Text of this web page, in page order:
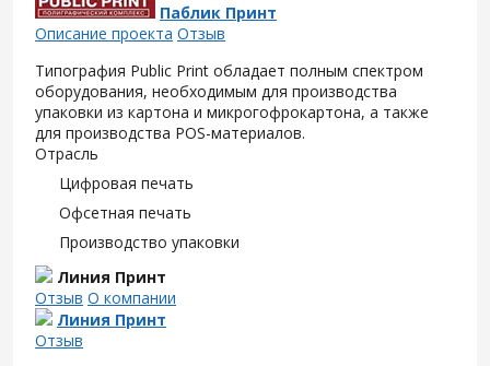
Паблик Принт
Описание проекта Отзыв
Типография Public Print обладает полным спектром
оборудования, необходимым для производства
упаковки из картона и микрогофрокартона, а также
для производства POS-материалов.
Отрасль
Цифровая печать
Офсетная печать
Производство упаковки
Линия Принт
Отзыв О компании
Линия Принт
Отзыв